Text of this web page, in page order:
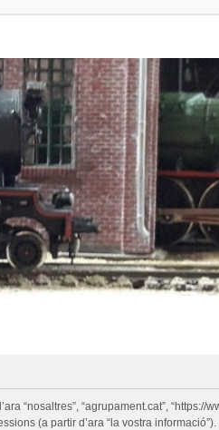
“agrupament.cat”, “https://
(a partir d’ara “la vostra informació”).